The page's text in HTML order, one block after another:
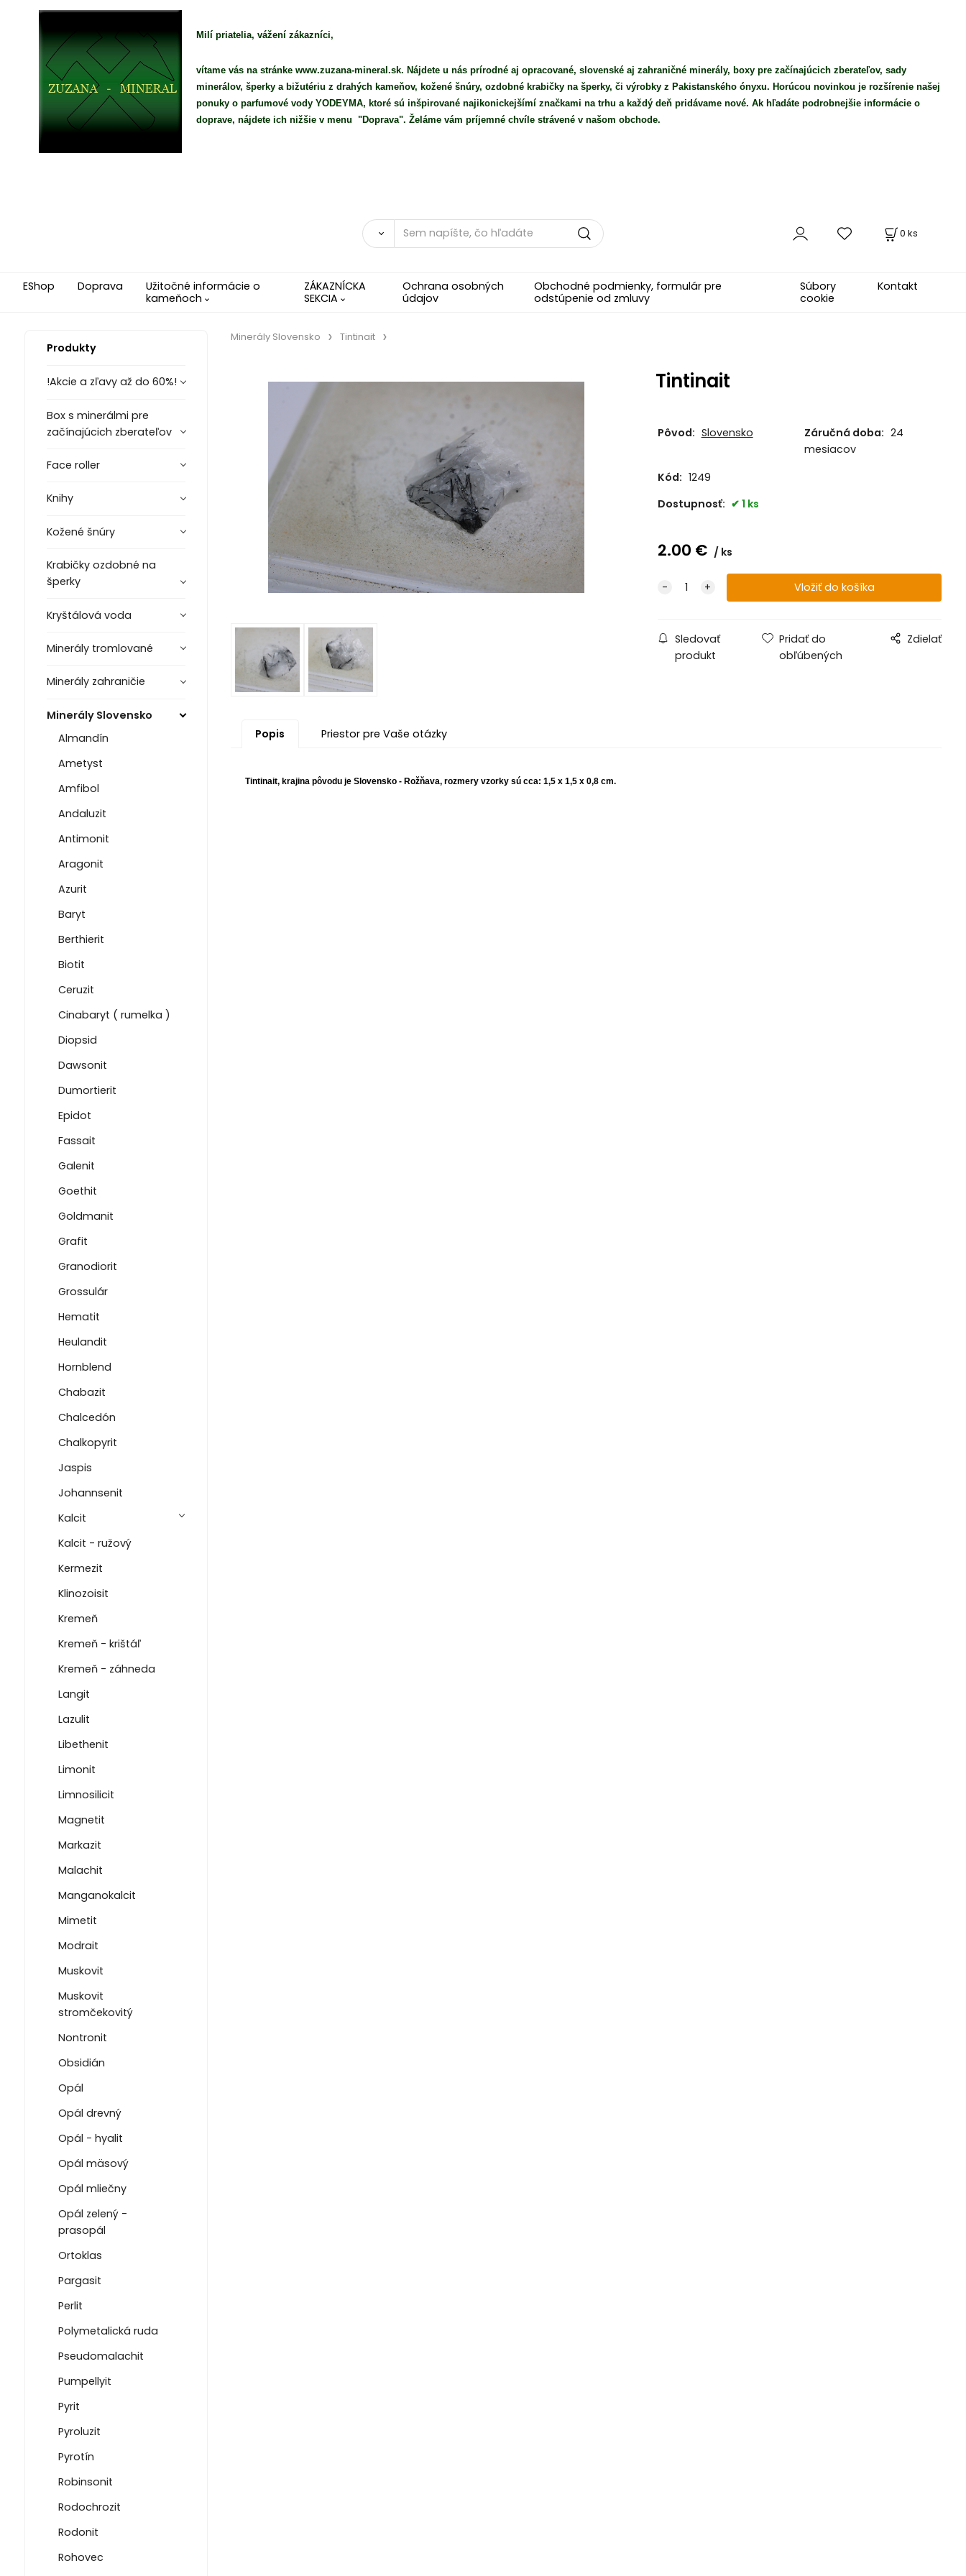
Milí priatelia, vážení zákazníci,
vítame vás na stránke www.zuzana-mineral.sk. Nájdete u nás prírodné aj opracované, slovenské aj zahraničné minerály, boxy pre začínajúcich zberateľov, sady
minerálov, šperky a bižutériu z drahých kameňov, kožené šnúry, ozdobné krabičky na šperky, či výrobky z Pakistanského ónyxu. Horúcou novinkou je rozšírenie našej
ponuky o parfumové vody YODEYMA, ktoré sú inšpirované najikonickejšímí značkami na trhu a každý deň pridávame nové. Ak hľadáte podrobnejšie informácie o
doprave, nájdete ich nižšie v menu "Doprava". Želáme vám príjemné chvíle strávené v našom obchode.
0 ks
EShop Doprava
Užitočné informácie o
kameňoch
ZÁKAZNÍCKA
SEKCIA
Ochrana osobných
údajov
Obchodné podmienky, formulár pre
odstúpenie od zmluvy
Súbory
cookie
Kontakt
Produkty
!Akcie a zľavy až do 60%!
Box s minerálmi pre
začínajúcich zberateľov
Face roller
Knihy
Kožené šnúry
Krabičky ozdobné na
šperky
Kryštálová voda
Minerály tromlované
Minerály zahraničie
Minerály Slovensko
Almandín
Ametyst
Amfibol
Andaluzit
Antimonit
Aragonit
Azurit
Baryt
Berthierit
Biotit
Ceruzit
Cinabaryt ( rumelka )
Diopsid
Dawsonit
Dumortierit
Epidot
Fassait
Galenit
Goethit
Goldmanit
Grafit
Granodiorit
Grossulár
Hematit
Heulandit
Hornblend
Chabazit
Chalcedón
Chalkopyrit
Jaspis
Johannsenit
Kalcit
Kalcit - ružový
Kermezit
Klinozoisit
Kremeň
Kremeň - krištáľ
Kremeň - záhneda
Langit
Lazulit
Libethenit
Limonit
Limnosilicit
Magnetit
Markazit
Malachit
Manganokalcit
Mimetit
Modrait
Muskovit
Muskovit
stromčekovitý
Nontronit
Obsidián
Opál
Opál drevný
Opál - hyalit
Opál mäsový
Opál mliečny
Opál zelený -
prasopál
Ortoklas
Pargasit
Perlit
Polymetalická ruda
Pseudomalachit
Pumpellyit
Pyrit
Pyroluzit
Pyrotín
Robinsonit
Rodochrozit
Rodonit
Rohovec
Minerály Slovensko Tintinait
Tintinait
Pôvod: Slovensko Záručná doba: 24
mesiacov
Kód: 1249
Dostupnosť:
1 ks
2.00 € ks
Sledovať
produkt
Pridať do
obľúbených
Zdielať
Popis Priestor pre Vaše otázky
Tintinait, krajina pôvodu je Slovensko - Rožňava, rozmery vzorky sú cca: 1,5 x 1,5 x 0,8 cm.